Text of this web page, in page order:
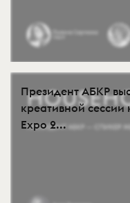
Президент АБКР
креативной
Expo 2...